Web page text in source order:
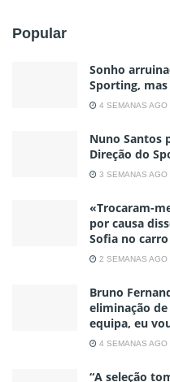
Popular
Sonho
Sporting,
4 SEMANAS AGO
Nuno Santos
Direção do
3 SEMANAS AGO
«Trocaram-
por causa
Sofia no
2 SEMANAS AGO
Bruno
eliminação
equipa, eu
4 SEMANAS AGO
“A seleção